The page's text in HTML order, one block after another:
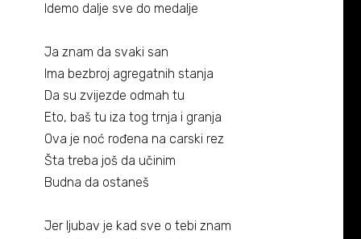
Idemo dalje sve do medalje
Ja znam da svaki san
Ima bezbroj agregatnih stanja
Da su zvijezde odmah tu
Eto, baš tu iza tog trnja i granja
Ova je noć rođena na carski rez
Šta treba još da učinim
Budna da ostaneš
Jer ljubav je kad sve o tebi znam